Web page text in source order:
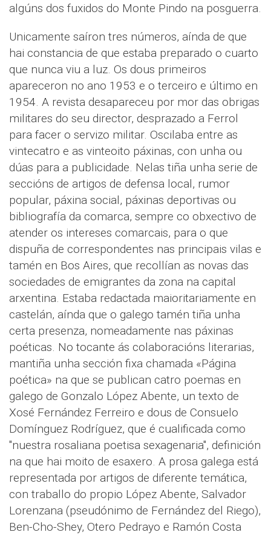
algúns dos fuxidos do Monte Pindo na posguerra.
Unicamente saíron tres números, aínda de que
hai constancia de que estaba preparado o cuarto
que nunca viu a luz. Os dous primeiros
apareceron no ano 1953 e o terceiro e último en
1954. A revista desapareceu por mor das obrigas
militares do seu director, desprazado a Ferrol
para facer o servizo militar. Oscilaba entre as
vintecatro e as vinteoito páxinas, con unha ou
dúas para a publicidade. Nelas tiña unha serie de
seccións de artigos de defensa local, rumor
popular, páxina social, páxinas deportivas ou
bibliografía da comarca, sempre co obxectivo de
atender os intereses comarcais, para o que
dispuña de correspondentes nas principais vilas e
tamén en Bos Aires, que recollían as novas das
sociedades de emigrantes da zona na capital
arxentina. Estaba redactada maioritariamente en
castelán, aínda que o galego tamén tiña unha
certa presenza, nomeadamente nas páxinas
poéticas. No tocante ás colaboracións literarias,
mantiña unha sección fixa chamada «Página
poética» na que se publican catro poemas en
galego de Gonzalo López Abente, un texto de
Xosé Fernández Ferreiro e dous de Consuelo
Domínguez Rodríguez, que é cualificada como
"nuestra rosaliana poetisa sexagenaria", definición
na que hai moito de esaxero. A prosa galega está
representada por artigos de diferente temática,
con traballo do propio López Abente, Salvador
Lorenzana (pseudónimo de Fernández del Riego),
Ben-Cho-Shey, Otero Pedrayo e Ramón Costa